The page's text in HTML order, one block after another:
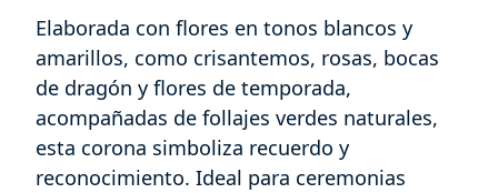
Elaborada con flores en tonos blancos y
amarillos, como crisantemos, rosas, bocas
de dragón y flores de temporada,
acompañadas de follajes verdes naturales,
esta corona simboliza recuerdo y
reconocimiento. Ideal para ceremonias